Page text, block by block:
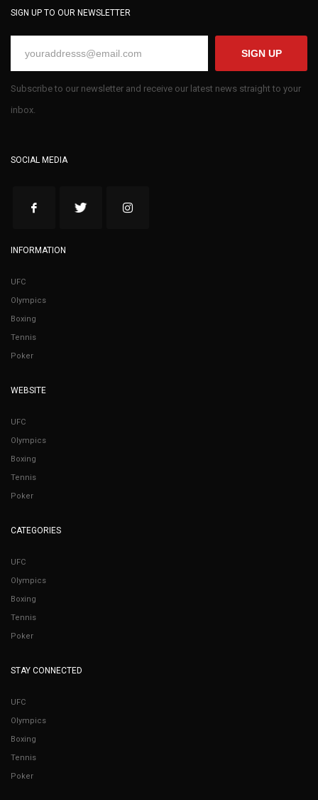
SIGN UP TO OUR NEWSLETTER
SIGN UP
Subscribe to our newsletter and receive our latest news straight to your
inbox.
SOCIAL MEDIA
INFORMATION
UFC
Olympics
Boxing
Tennis
Poker
WEBSITE
UFC
Olympics
Boxing
Tennis
Poker
CATEGORIES
UFC
Olympics
Boxing
Tennis
Poker
STAY CONNECTED
UFC
Olympics
Boxing
Tennis
Poker